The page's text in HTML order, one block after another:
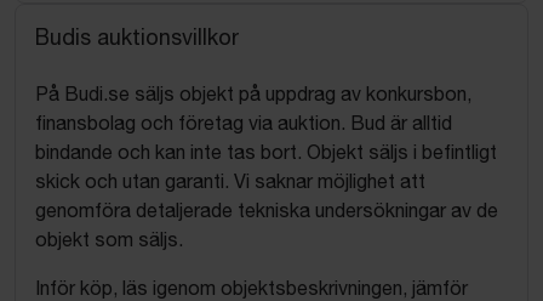
Budis auktionsvillkor
På Budi.se säljs objekt på uppdrag av konkursbon,
finansbolag och företag via auktion. Bud är alltid
bindande och kan inte tas bort. Objekt säljs i befintligt
skick och utan garanti. Vi saknar möjlighet att
genomföra detaljerade tekniska undersökningar av de
objekt som säljs.
Inför köp, läs igenom objektsbeskrivningen, jämför